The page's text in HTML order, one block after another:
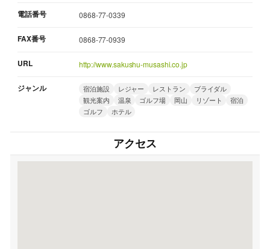
電話番号 0868-77-0339
FAX番号 0868-77-0939
URL http://www.sakushu-musashi.co.jp
ジャンル 宿泊施設 レジャー レストラン
ブライダル
観光案内
温泉 ゴルフ場 岡山 リゾート
宿泊
ゴルフ
ホテル
アクセス